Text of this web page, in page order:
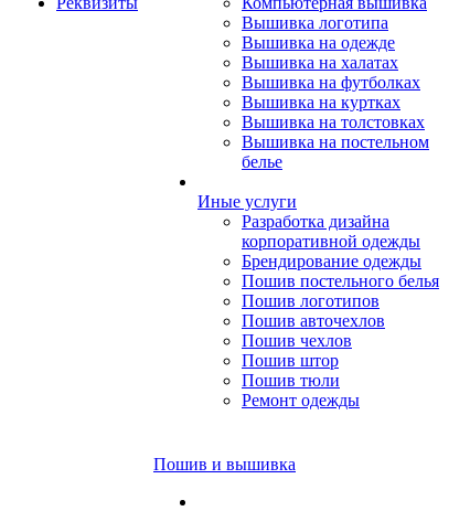
Вышивка логотипа
Вышивка на одежде
Вышивка на халатах
Вышивка на футболках
Вышивка на куртках
Вышивка на толстовках
Вышивка на постельном
белье
Иные услуги
Разработка дизайна
корпоративной одежды
Брендирование одежды
Пошив постельного белья
Пошив логотипов
Пошив авточехлов
Пошив чехлов
Пошив штор
Пошив тюли
Ремонт одежды
Пошив и вышивка